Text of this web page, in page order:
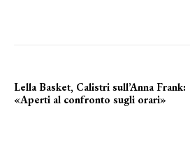
Lella Basket, Calistri sull’Anna Frank:
«Aperti al confronto sugli orari»